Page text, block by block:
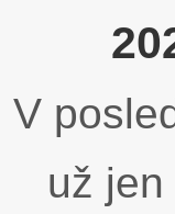
V
už